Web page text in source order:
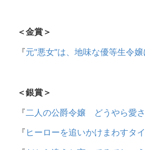
＜金賞＞
『 元"悪女"は、地味な優等生令
＜銀賞＞
『 二人の公爵令嬢 どうやら愛
『 ヒーローを追いかけまわすタ